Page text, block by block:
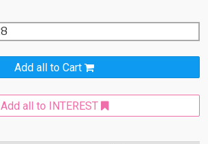
Add all to Cart
Add all to INTEREST